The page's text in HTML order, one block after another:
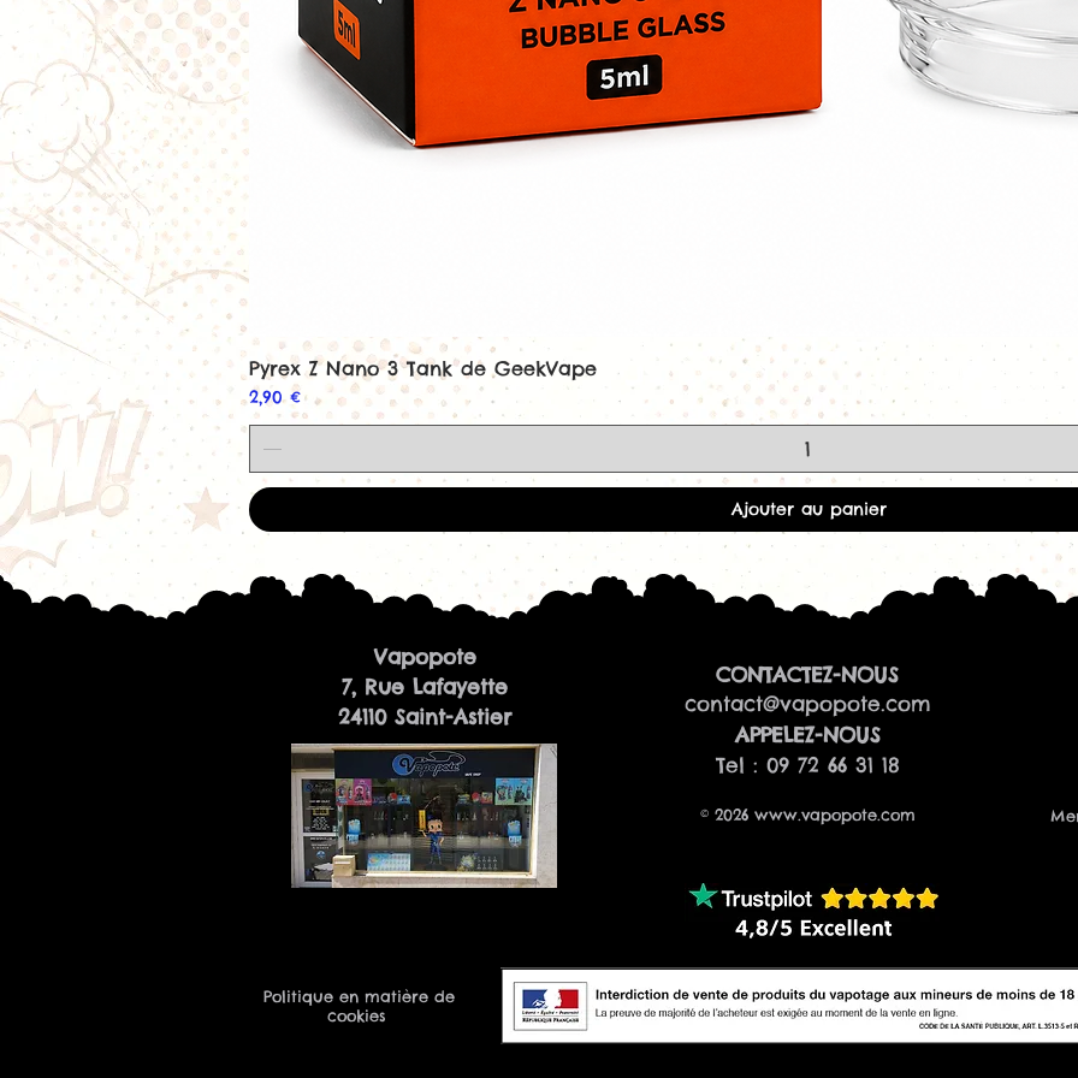
Aperçu rapide
Pyrex Z Nano 3 Tank de GeekVape
Prix
2,90 €
Ajouter au panier
Vapopote
7, Rue Lafayette
24110 Saint-Astier
CONTACTEZ-NOUS
contact@vapopote.com
​APPELEZ-NOUS
Tel : 09 72 66 31 18
© 2026 www.vapopote.com
Politique en matière de
cookies